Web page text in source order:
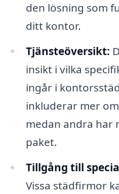
den lösning som
ditt kontor.
Tjänsteöversikt:
insikt i vilka
ingår i
inkluderar mer
medan andra har
paket.
Tillgång till
Vissa städfirmor